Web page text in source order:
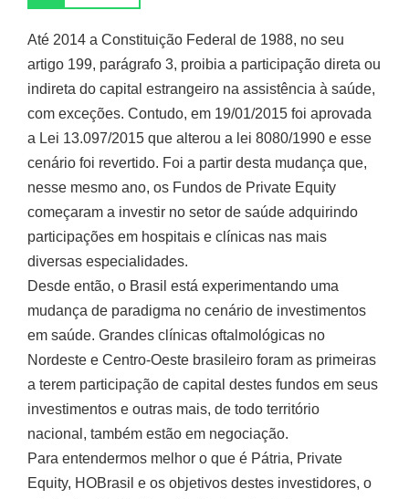
Até 2014 a Constituição Federal de 1988, no seu
artigo 199, parágrafo 3, proibia a participação direta ou
indireta do capital estrangeiro na assistência à saúde,
com exceções. Contudo, em 19/01/2015 foi aprovada
a Lei 13.097/2015 que alterou a lei 8080/1990 e esse
cenário foi revertido. Foi a partir desta mudança que,
nesse mesmo ano, os Fundos de Private Equity
começaram a investir no setor de saúde adquirindo
participações em hospitais e clínicas nas mais
diversas especialidades.
Desde então, o Brasil está experimentando uma
mudança de paradigma no cenário de investimentos
em saúde. Grandes clínicas oftalmológicas no
Nordeste e Centro-Oeste brasileiro foram as primeiras
a terem participação de capital destes fundos em seus
investimentos e outras mais, de todo território
nacional, também estão em negociação.
Para entendermos melhor o que é Pátria, Private
Equity, HOBrasil e os objetivos destes investidores, o